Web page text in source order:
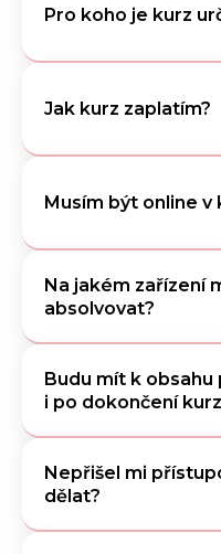
Pro koho je kurz
Jak kurz zaplatím?
Musím být online v
Na jakém zařízení
absolvovat?
Budu mít k obsahu
i po dokončení
Nepřišel mi
dělat?